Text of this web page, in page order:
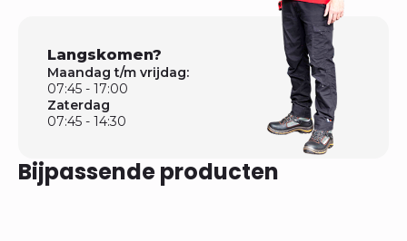
Langskomen?
Maandag t/m vrijdag:
07:45 - 17:00
Zaterdag
07:45 - 14:30
Bijpassende producten